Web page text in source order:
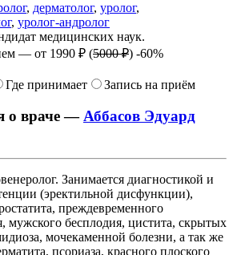
, дерматолог, уролог,
, уролог-андролог
медицинских наук.
— от 1990 ₽ (5000 ₽) -60%
Где принимает Запись на приём
о враче — Аббасов Эдуард
Занимается диагностикой и
(эректильной дисфункции),
преждевременного
мужского бесплодия, цистита, скрытых
мочекаменной болезни, а так же
псориаза, красного плоского